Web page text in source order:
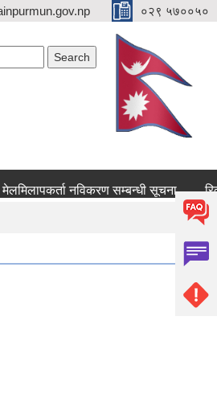
०२९ ५७००५०
नविकरण सम्बन्धी सूचना रिक्त